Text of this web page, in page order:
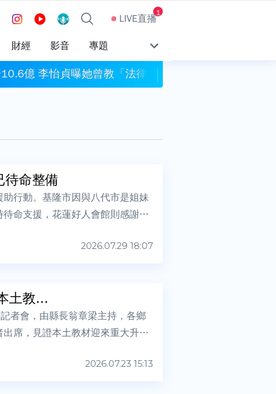
LIVE直播1
財經 影音 專題
億 李怡貞曝她曾教「法律倫理」：非常諷刺
已待命整備
2026.07.29 18:07
行動。基隆市因與八代市是姐妹
命支援，花蓮好人會館則感謝日
土教...
2026.07.23 15:13
者會，由縣長翁章梁主持，各鄉
席，見證本土教材迎來重大升